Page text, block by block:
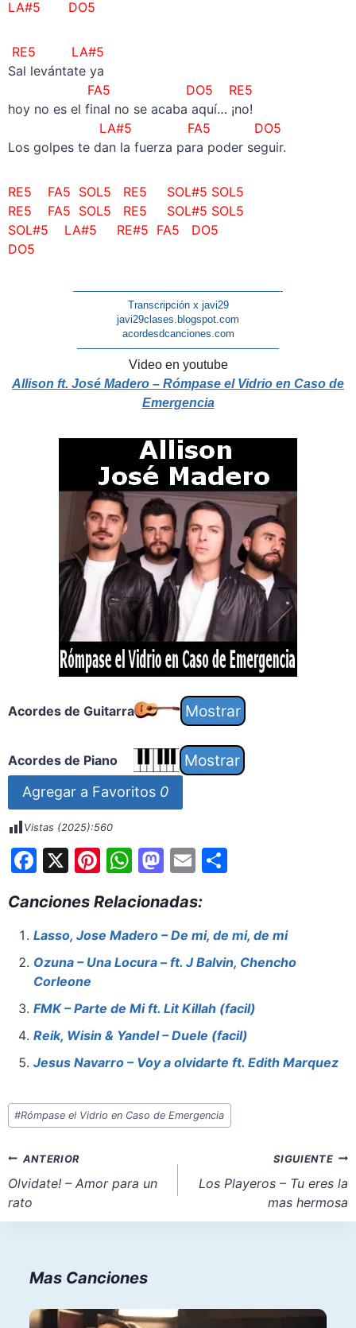
LA#5 DO5
RE5 LA#5
Sal levántate ya
FA5 DO5 RE5
hoy no es el final no se acaba aquí… ¡no!
LA#5 FA5 DO5
Los golpes te dan la fuerza para poder seguir.
RE5 FA5 SOL5 RE5 SOL#5 SOL5
RE5 FA5 SOL5 RE5 SOL#5 SOL5
SOL#5 LA#5 RE#5 FA5 DO5
DO5
————————————————————-
Transcripción x javi29
javi29clases.blogspot.com
acordesdcanciones.com
———————————————————–
Video en youtube
Allison ft. José Madero – Rómpase el Vidrio en Caso de
Emergencia
Acordes de Guitarra
Acordes de Piano
Agregar a Favoritos 0
Vistas (2025):560
F
c
e
b
o
o
k
X Pi
er
e
st
W
at
s
A
p
M
st
o
d
n
E
ai
l
S
e
Canciones Relacionadas:
Lasso, Jose Madero – De mi, de mi, de mi
Ozuna – Una Locura – ft. J Balvin, Chencho
Corleone
FMK – Parte de Mi ft. Lit Killah (facil)
Reik, Wisin & Yandel – Duele (facil)
Jesus Navarro – Voy a olvidarte ft. Edith Marquez
Etiquetas
de
entrada:
#Rómpase el Vidrio en Caso de Emergencia
Navegación
de
entradas
ANTERIOR
Olvidate! – Amor para un
rato
SIGUIENTE
Los Playeros – Tu eres la
mas hermosa
Mas Canciones